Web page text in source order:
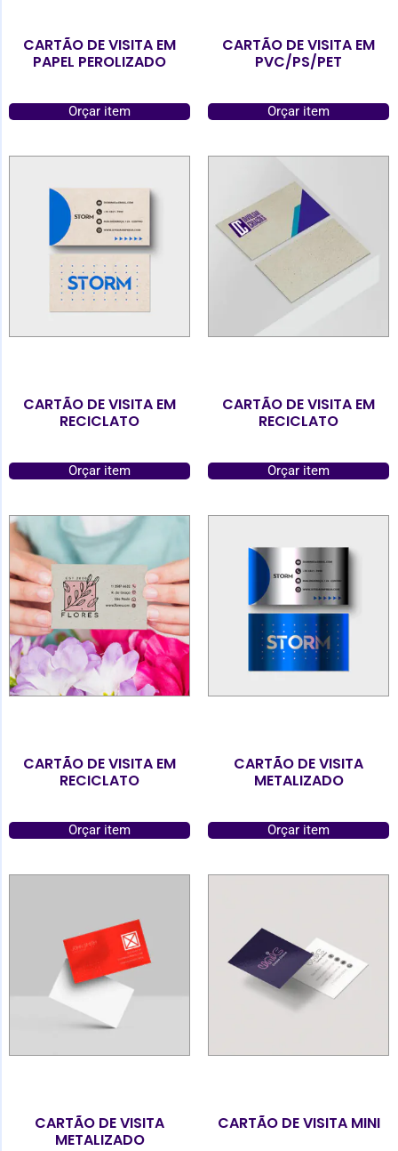
CARTÃO DE VISITA EM
PAPEL PEROLIZADO
Orçar item
CARTÃO DE VISITA EM
PVC/PS/PET
Orçar item
CARTÃO DE VISITA EM
RECICLATO
Orçar item
CARTÃO DE VISITA EM
RECICLATO
Orçar item
CARTÃO DE VISITA EM
RECICLATO
Orçar item
CARTÃO DE VISITA
METALIZADO
Orçar item
CARTÃO DE VISITA
METALIZADO
CARTÃO DE VISITA MINI